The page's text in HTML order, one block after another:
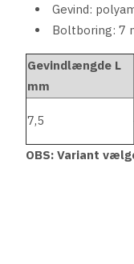
Gevind:
Boltboring: 7
Gevindlængde L
mm
7,5
OBS: Variant